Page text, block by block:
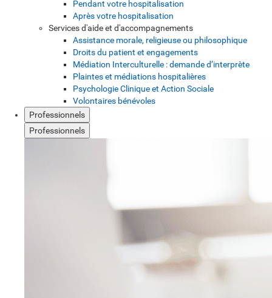
Pendant votre hospitalisation
Après votre hospitalisation
Services d'aide et d'accompagnements
Assistance morale, religieuse ou philosophique
Droits du patient et engagements
Médiation Interculturelle : demande d’interprète
Plaintes et médiations hospitalières
Psychologie Clinique et Action Sociale
Volontaires bénévoles
Professionnels
Professionnels